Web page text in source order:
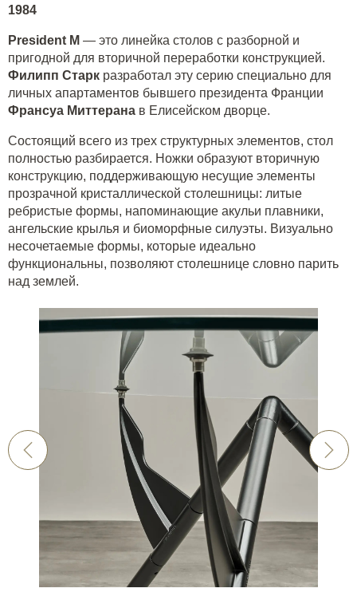
1984
President M — это линейка столов с разборной и
пригодной для вторичной переработки конструкцией.
Филипп Старк разработал эту серию специально для
личных апартаментов бывшего президента Франции
Франсуа Миттерана в Елисейском дворце.
Состоящий всего из трех структурных элементов, стол
полностью разбирается. Ножки образуют вторичную
конструкцию, поддерживающую несущие элементы
прозрачной кристаллической столешницы: литые
ребристые формы, напоминающие акульи плавники,
ангельские крылья и биоморфные силуэты. Визуально
несочетаемые формы, которые идеально
функциональны, позволяют столешнице словно парить
над землей.